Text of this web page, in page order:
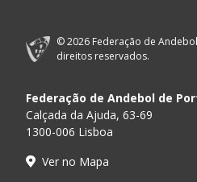
© 2026 Federação de
direitos reservados.
Federação de Andebol de
Calçada da Ajuda, 63-69
1300-006 Lisboa
Ver no Mapa